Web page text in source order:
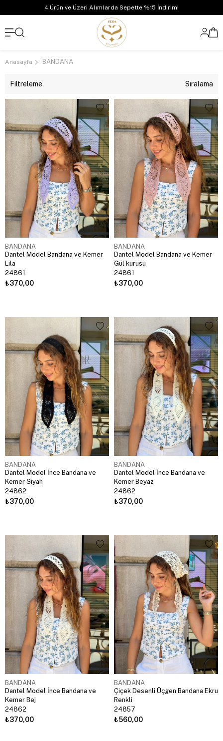
4 Ürün ve Üzeri Alımlarda Sepette %15 İndirim!
Anasayfa BANDANA
Filtreleme Sıralama
BANDANA
Dantel Model Bandana ve Kemer
Lila
24861
₺370,00
BANDANA
Dantel Model Bandana ve Kemer
Gül kurusu
24861
₺370,00
BANDANA
Dantel Model İnce Bandana ve
Kemer Siyah
24862
₺370,00
BANDANA
Dantel Model İnce Bandana ve
Kemer Beyaz
24862
₺370,00
BANDANA
Dantel Model İnce Bandana ve
Kemer Bej
24862
₺370,00
BANDANA
Çiçek Desenli Üçgen Bandana Ekru
Renkli
24857
₺560,00